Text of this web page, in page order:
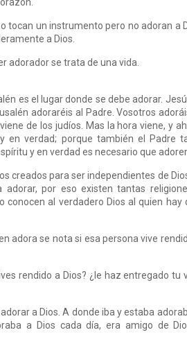
tocan un instrumento pero no adoran a
a Dios.
adorador se trata de una vida.
es el lugar donde se debe adorar.
adoraréis al Padre. Vosotros
de los judíos. Mas la hora viene, y
en verdad; porque también el Padre
y en verdad es necesario que
creados para ser independientes de
por eso existen tantas
conocen al verdadero Dios al quien hay
adora se nota si esa persona vive
rendido a Dios? ¿le haz entregado tu
a Dios. A donde iba y estaba
a Dios cada día, era amigo de